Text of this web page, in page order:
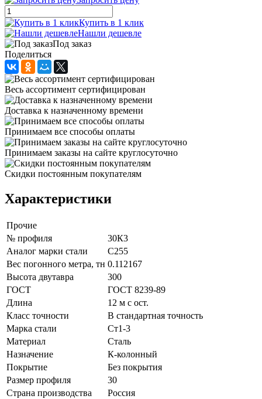
Купить в 1 клик
Нашли дешевле
Под заказ
Поделиться
Весь ассортимент сертифицирован
Доставка к назначенному времени
Принимаем все способы оплаты
Принимаем заказы на сайте круглосуточно
Скидки постоянным покупателям
Характеристики
Прочие
№ профиля
30К3
Аналог марки стали
С255
Вес погонного метра, тн 0.112167
Высота двутавра
300
ГОСТ
ГОСТ 8239-89
Длина
12 м с ост.
Класс точности
В стандартная точность
Марка стали
Ст1-3
Материал
Сталь
Назначение
К-колонный
Покрытие
Без покрытия
Размер профиля
30
Страна производства
Россия